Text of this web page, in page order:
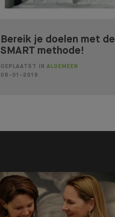
Bereik je doelen met de
SMART methode!
GEPLAATST INALGEMEEN
08-01-2019